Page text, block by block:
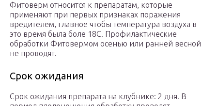
Фитоверм относится к препаратам, которые
применяют при первых признаках поражения
вредителем, главное чтобы температура воздуха в
это время была боле 18С. Профилактические
обработки Фитовермом осенью или ранней весной
не проводят.
Срок ожидания
Срок ожидания препарата на клубнике: 2 дня. В